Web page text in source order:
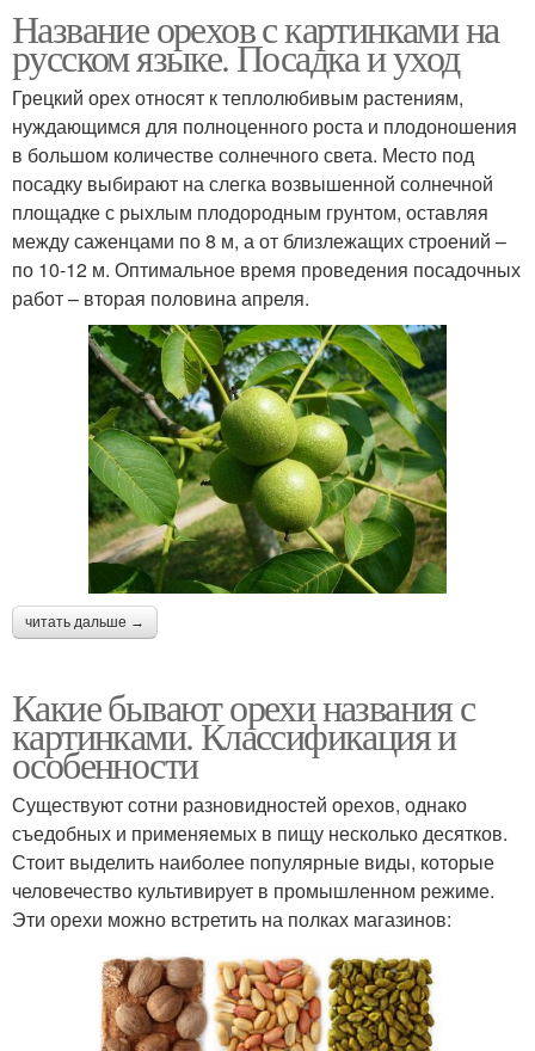
Название орехов с картинками на
русском языке. Посадка и уход
Грецкий орех относят к теплолюбивым растениям,
нуждающимся для полноценного роста и плодоношения
в большом количестве солнечного света. Место под
посадку выбирают на слегка возвышенной солнечной
площадке с рыхлым плодородным грунтом, оставляя
между саженцами по 8 м, а от близлежащих строений –
по 10-12 м. Оптимальное время проведения посадочных
работ – вторая половина апреля.
читать дальше →
Какие бывают орехи названия с
картинками. Классификация и
особенности
Существуют сотни разновидностей орехов, однако
съедобных и применяемых в пищу несколько десятков.
Стоит выделить наиболее популярные виды, которые
человечество культивирует в промышленном режиме.
Эти орехи можно встретить на полках магазинов: